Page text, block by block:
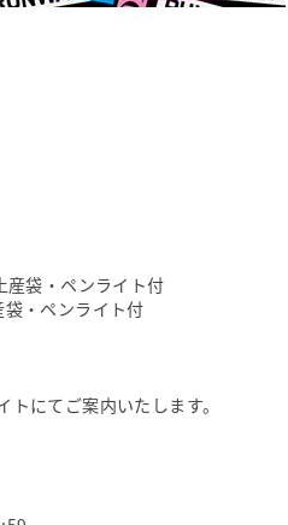
袋・ペンライト付
・ペンライト付
にてご案内いたします。